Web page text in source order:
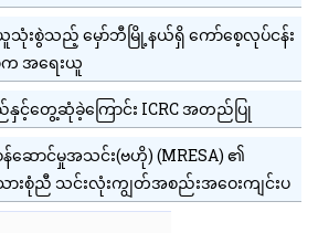
ယူသုံးစွဲသည့် မှော်ဘီမြို့နယ်ရှိ ကော်စေ့လုပ်ငန်း
အရေးယူ
နှင့်တွေ့ဆုံခဲ့ကြောင်း ICRC အတည်ပြု
ဝန်ဆောင်မှုအသင်း(ဗဟို) (MRESA) ၏
စုံညီ သင်းလုံးကျွတ်အစည်းအဝေးကျင်းပ